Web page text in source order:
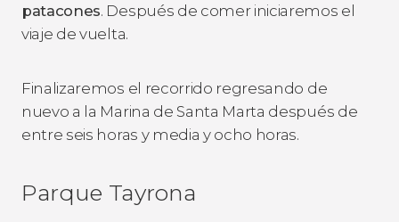
patacones. Después de comer iniciaremos el
viaje de vuelta.
Finalizaremos el recorrido regresando de
nuevo a la Marina de Santa Marta después de
entre seis horas y media y ocho horas.
Parque Tayrona